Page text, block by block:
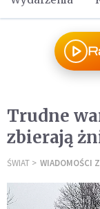
Trudne
zbierają
ŚWIAT WIADOMOŚCI